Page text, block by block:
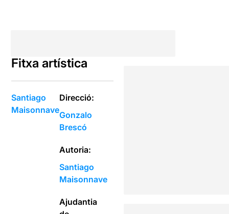
Fitxa artística
Santiago
Maisonnave
Direcció:
Gonzalo
Brescó
Autoria:
Santiago
Maisonnave
Ajudantia